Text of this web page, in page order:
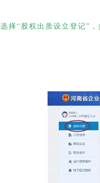
选择“股权出质设立登记”